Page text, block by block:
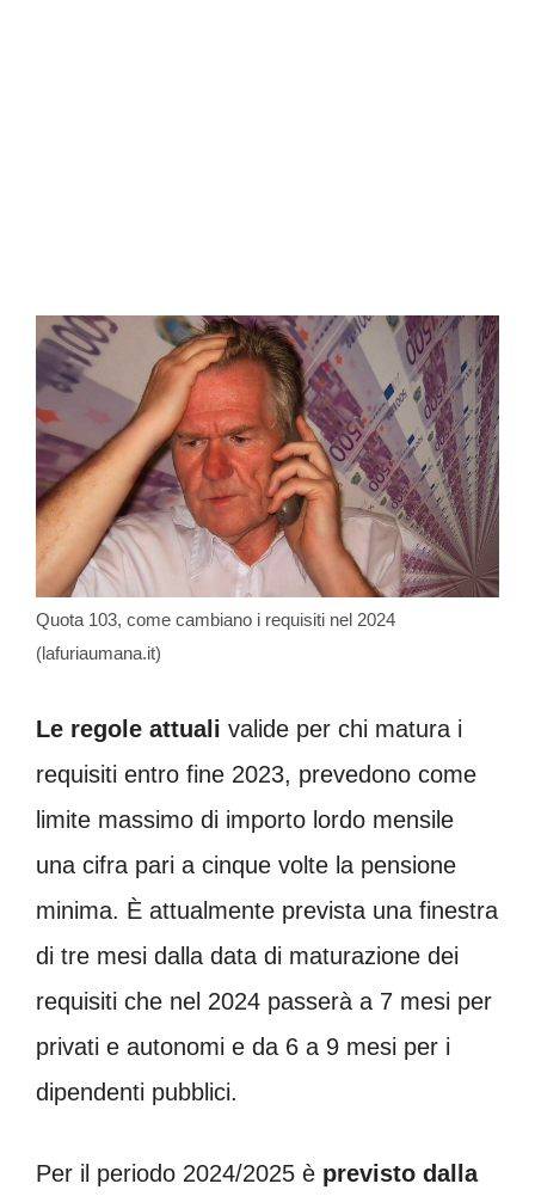
Quota 103, come cambiano i requisiti nel 2024
(lafuriaumana.it)
Le regole attuali valide per chi matura i
requisiti entro fine 2023, prevedono come
limite massimo di importo lordo mensile
una cifra pari a cinque volte la pensione
minima. È attualmente prevista una finestra
di tre mesi dalla data di maturazione dei
requisiti che nel 2024 passerà a 7 mesi per
privati e autonomi e da 6 a 9 mesi per i
dipendenti pubblici.
Per il periodo 2024/2025 è previsto dalla